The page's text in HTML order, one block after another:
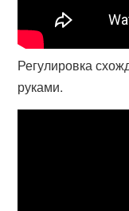
Регулировка
руками.